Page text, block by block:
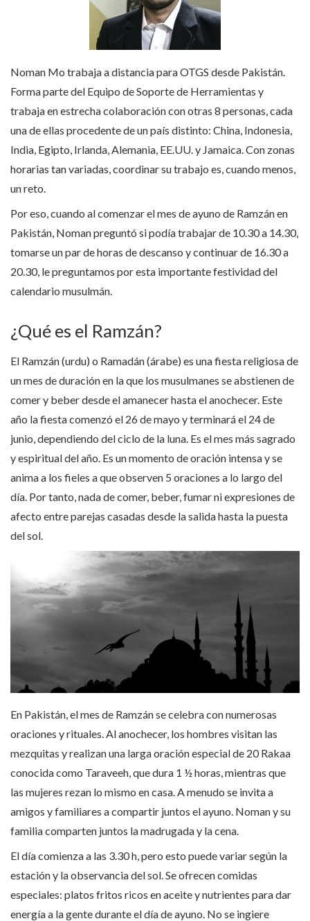
Noman Mo trabaja a distancia para OTGS desde Pakistán.
Forma parte del Equipo de Soporte de Herramientas y
trabaja en estrecha colaboración con otras 8 personas, cada
una de ellas procedente de un país distinto: China, Indonesia,
India, Egipto, Irlanda, Alemania, EE.UU. y Jamaica. Con zonas
horarias tan variadas, coordinar su trabajo es, cuando menos,
un reto.
Por eso, cuando al comenzar el mes de ayuno de Ramzán en
Pakistán, Noman preguntó si podía trabajar de 10.30 a 14.30,
tomarse un par de horas de descanso y continuar de 16.30 a
20.30, le preguntamos por esta importante festividad del
calendario musulmán.
¿Qué es el Ramzán?
El Ramzán (urdu) o Ramadán (árabe) es una fiesta religiosa de
un mes de duración en la que los musulmanes se abstienen de
comer y beber desde el amanecer hasta el anochecer. Este
año la fiesta comenzó el 26 de mayo y terminará el 24 de
junio, dependiendo del ciclo de la luna. Es el mes más sagrado
y espiritual del año. Es un momento de oración intensa y se
anima a los fieles a que observen 5 oraciones a lo largo del
día. Por tanto, nada de comer, beber, fumar ni expresiones de
afecto entre parejas casadas desde la salida hasta la puesta
del sol.
En Pakistán, el mes de Ramzán se celebra con numerosas
oraciones y rituales. Al anochecer, los hombres visitan las
mezquitas y realizan una larga oración especial de 20 Rakaa
conocida como Taraveeh, que dura 1 ½ horas, mientras que
las mujeres rezan lo mismo en casa. A menudo se invita a
amigos y familiares a compartir juntos el ayuno. Noman y su
familia comparten juntos la madrugada y la cena.
El día comienza a las 3.30 h, pero esto puede variar según la
estación y la observancia del sol. Se ofrecen comidas
especiales: platos fritos ricos en aceite y nutrientes para dar
energía a la gente durante el día de ayuno. No se ingiere